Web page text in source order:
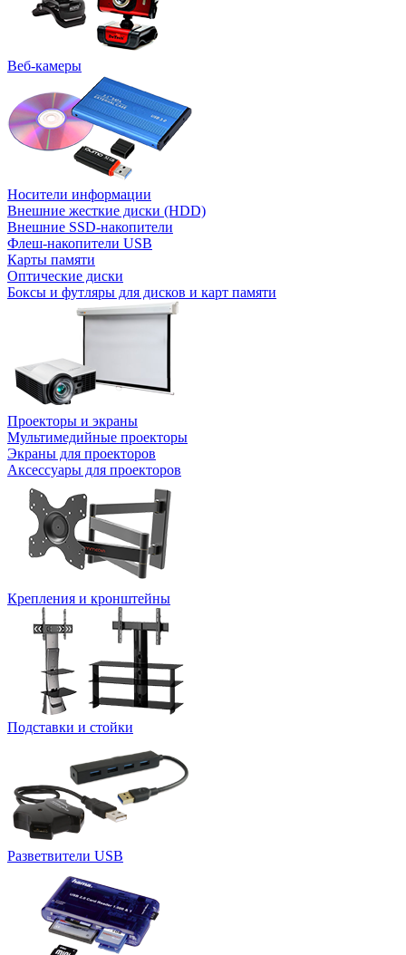
Веб-камеры
Носители информации
Внешние жесткие диски (HDD)
Внешние SSD-накопители
Флеш-накопители USB
Карты памяти
Оптические диски
Боксы и футляры для дисков и карт памяти
Проекторы и экраны
Мультимедийные проекторы
Экраны для проекторов
Аксессуары для проекторов
Крепления и кронштейны
Подставки и стойки
Разветвители USB